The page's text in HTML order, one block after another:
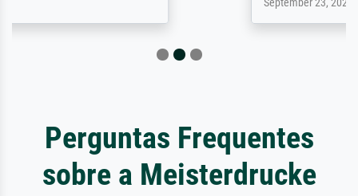
Perguntas Frequentes
sobre a Meisterdrucke